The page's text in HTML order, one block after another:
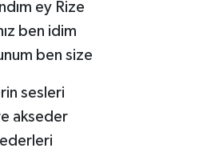
ey Rize
ben idim
ben size
sesleri
akseder